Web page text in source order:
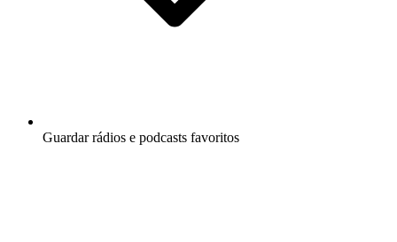
Guardar rádios e podcasts favoritos